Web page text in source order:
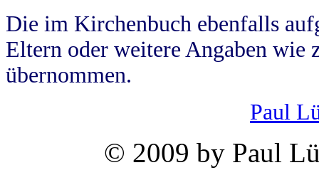
Die im Kirchenbuch ebenfalls
Eltern oder weitere Angaben wie
übernommen.
Paul
© 2009 by Paul